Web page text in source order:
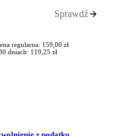
Sprawdź
regularna: 159,00 zł
dniach: 119,25 zł